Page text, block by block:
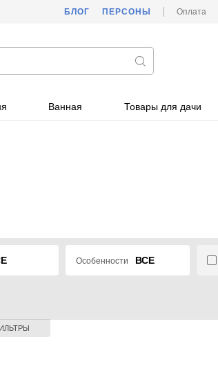
БЛОГ ПЕРСОНЫ Оплата
Ванная Товары для дачи
Особенности ВСЕ